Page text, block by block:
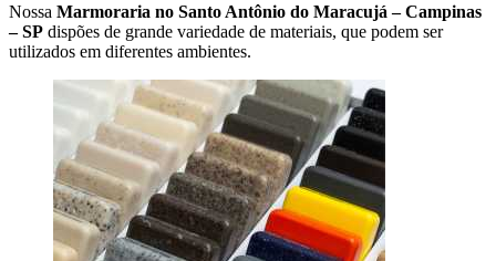
Nossa Marmoraria no Santo Antônio do Maracujá – Campinas
– SP dispões de grande variedade de materiais, que podem ser
utilizados em diferentes ambientes.